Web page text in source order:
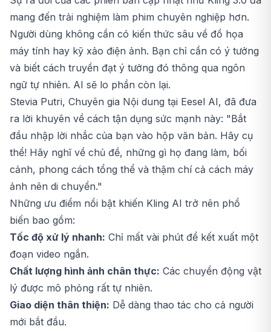
mang đến trải nghiệm làm phim chuyên nghiệp hơn.
Người dùng không cần có kiến thức sâu về đồ họa
máy tính hay kỹ xảo điện ảnh. Bạn chỉ cần có ý tưởng
và biết cách truyền đạt ý tưởng đó thông qua ngôn
ngữ tự nhiên. AI sẽ lo phần còn lại.
Stevia Putri, Chuyên gia Nội dung tại Eesel AI, đã đưa
ra lời khuyên về cách tận dụng sức mạnh này: "Bắt
đầu nhập lời nhắc của bạn vào hộp văn bản. Hãy cụ
thể! Hãy nghĩ về chủ đề, những gì họ đang làm, bối
cảnh, phong cách tổng thể và thậm chí cả cách máy
ảnh nên di chuyển."
Những ưu điểm nổi bật khiến Kling AI trở nên phổ
biến bao gồm:
Tốc độ xử lý nhanh: Chỉ mất vài phút để kết xuất một
đoạn video ngắn.
Chất lượng hình ảnh chân thực: Các chuyển động vật
lý được mô phỏng rất tự nhiên.
Giao diện thân thiện: Dễ dàng thao tác cho cả người
mới bắt đầu.